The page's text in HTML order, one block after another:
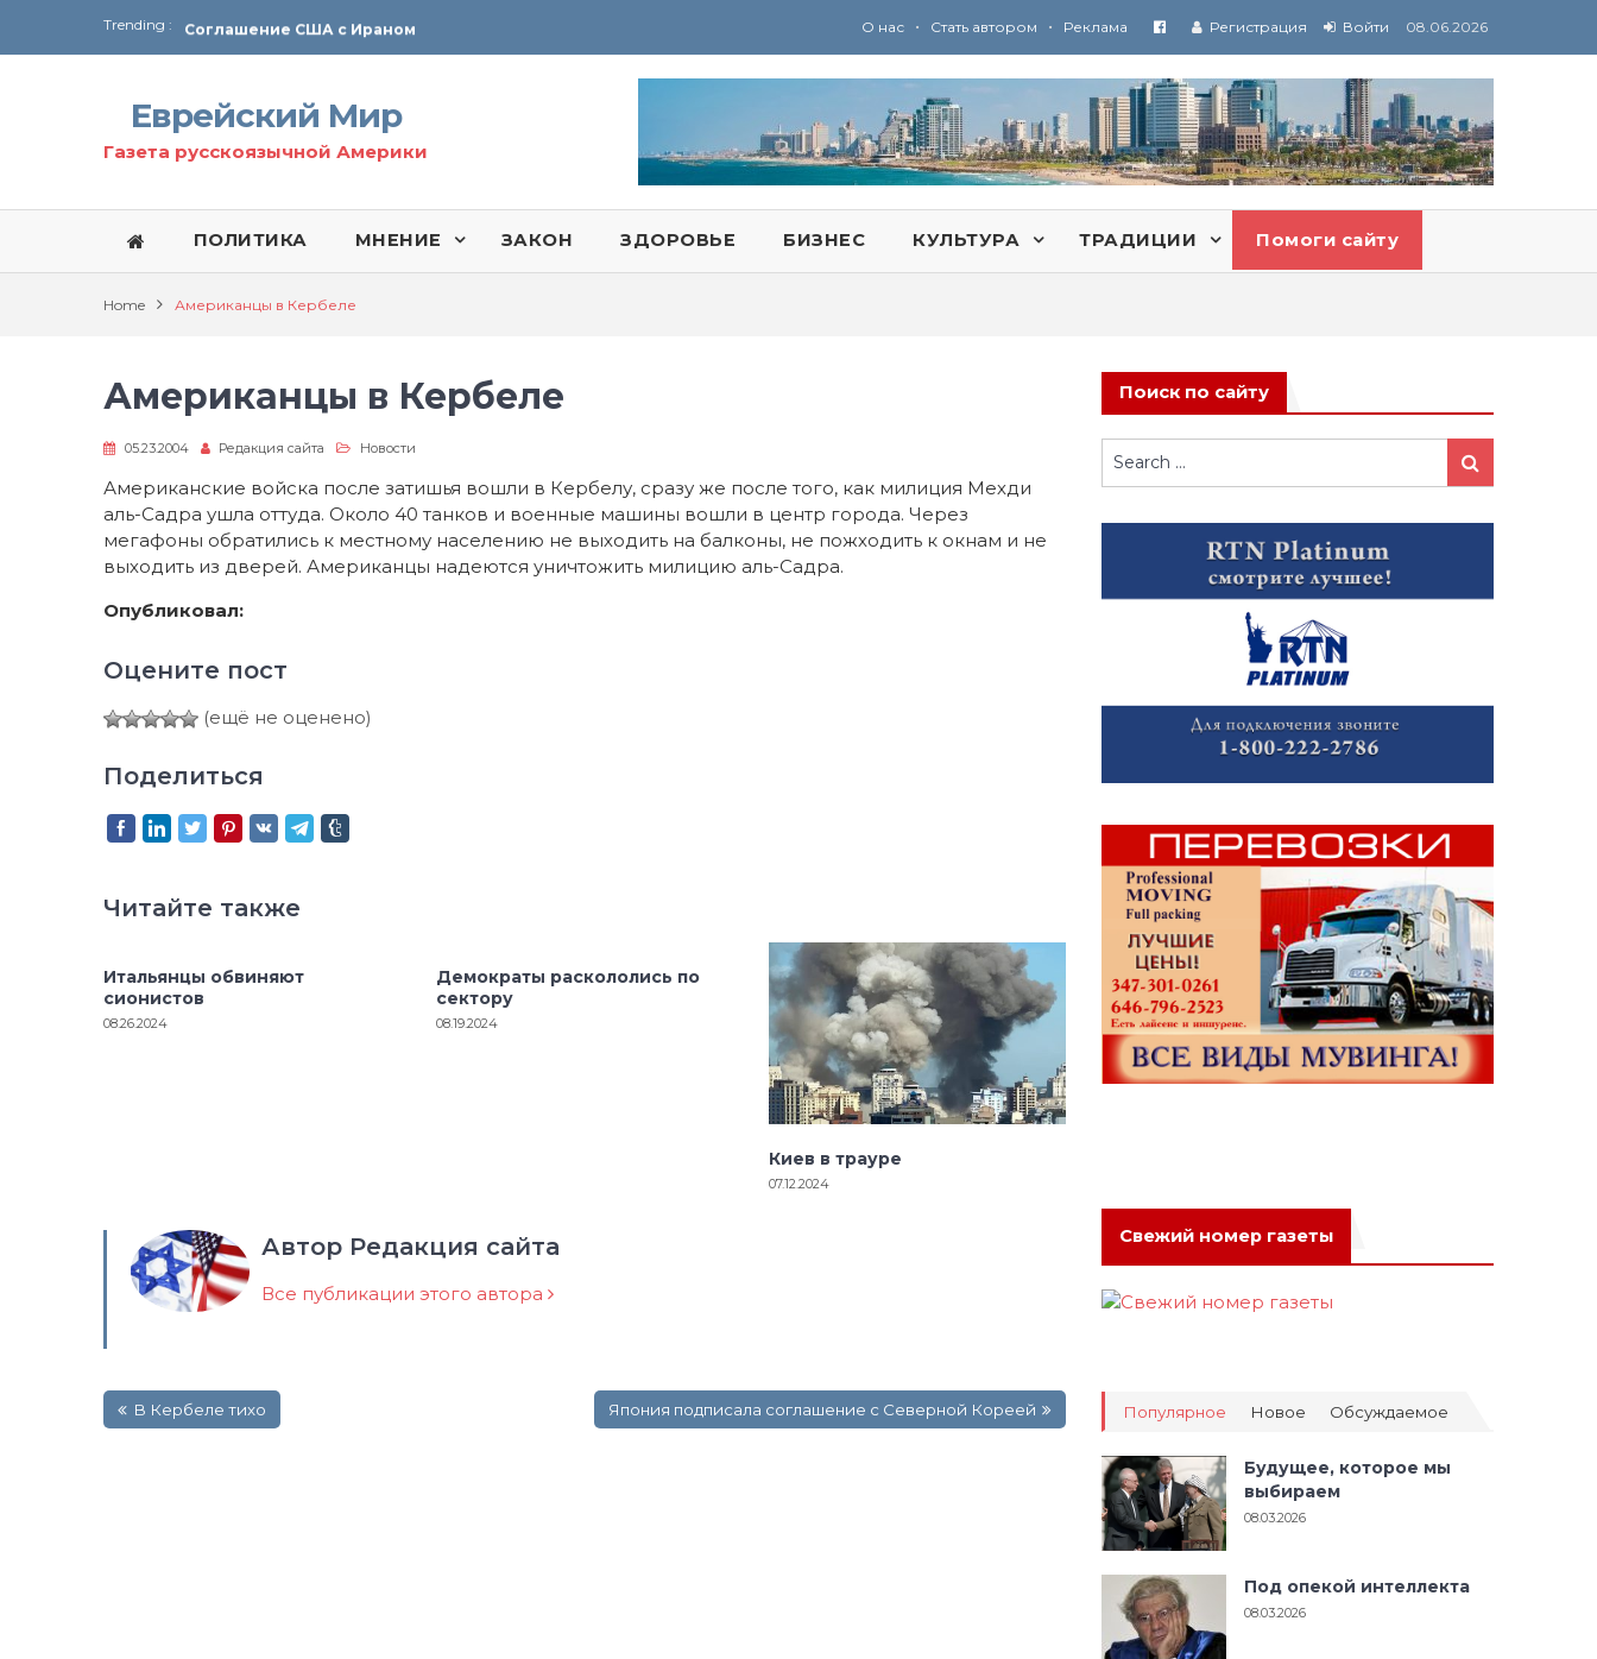
Trending :
Соглашение США с Ираном
Технология Революции в Иране
Ю
ридические услуги адвокатской коллегии «Эли Гервиц»: полное сопровождение на всех этапах
От Ирана до Ливана и Газы
О нас • Стать автором • Реклама Регистрация Войти 08.06.2026
Еврейский Мир
Газета русскоязычной Америки
ПОЛИТИКА МНЕНИЕ ЗАКОН ЗДОРОВЬЕ БИЗНЕС КУЛЬТУРА ТРАДИЦИИ Помоги сайту
Home Американцы в Кербеле
Американцы в Кербеле
05.23.2004 Редакция сайта Новости
Американские войска после затишья вошли в Кербелу, сразу же после того, как милиция Мехди
аль-Садра ушла оттуда. Около 40 танков и военные машины вошли в центр города. Через
мегафоны обратились к местному населению не выходить на балконы, не пожходить к окнам и не
выходить из дверей. Американцы надеются уничтожить милицию аль-Садра.
Опубликовал:
Оцените пост
(ещё не оценено)
Поделиться
Читайте также
Итальянцы обвиняют
сионистов
08.26.2024
Демократы раскололись по
сектору
08.19.2024
Киев в трауре
07.12.2024
Автор Редакция сайта
Все публикации этого автора
по В Кербеле тихо Япония подписала соглашение с Северной Кореей
Поиск по сайту
Search
for:
Search
Свежий номер газеты
Популярное Новое Обсуждаемое
Будущее, которое мы
выбираем
08.03.2026
Под опекой интеллекта
08.03.2026